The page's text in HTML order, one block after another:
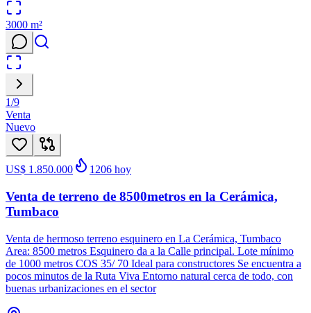
3000 m²
1/9
Venta
Nuevo
US$ 1.850.000 1206 hoy
Venta de terreno de 8500metros en la Cerámica,
Tumbaco
Venta de hermoso terreno esquinero en La Cerámica, Tumbaco
Area: 8500 metros Esquinero da a la Calle principal. Lote mínimo
de 1000 metros COS 35/ 70 Ideal para constructores Se encuentra a
pocos minutos de la Ruta Viva Entorno natural cerca de todo, con
buenas urbanizaciones en el sector